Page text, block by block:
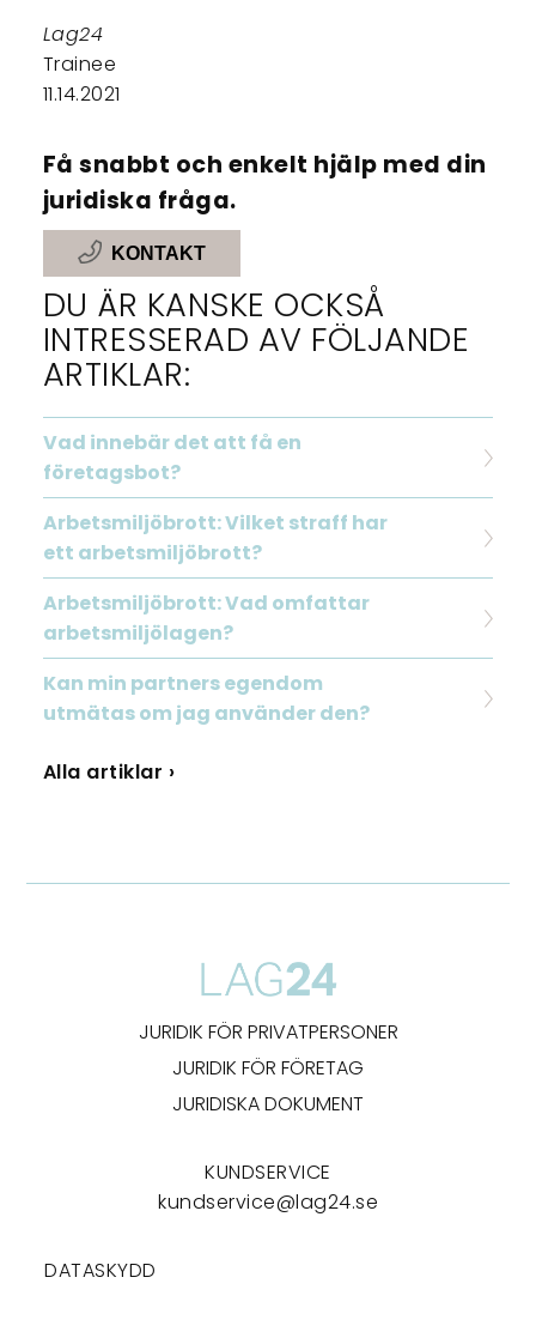
Lag24
Trainee
11.14.2021
Få snabbt och enkelt hjälp med din
juridiska fråga.
KONTAKT
DU ÄR KANSKE OCKSÅ
INTRESSERAD AV FÖLJANDE
ARTIKLAR:
Vad innebär det att få en
företagsbot?
Arbetsmiljöbrott: Vilket straff har
ett arbetsmiljöbrott?
Arbetsmiljöbrott: Vad omfattar
arbetsmiljölagen?
Kan min partners egendom
utmätas om jag använder den?
Alla artiklar ›
JURIDIK FÖR PRIVATPERSONER
JURIDIK FÖR FÖRETAG
JURIDISKA DOKUMENT
KUNDSERVICE
kundservice@lag24.se
DATASKYDD